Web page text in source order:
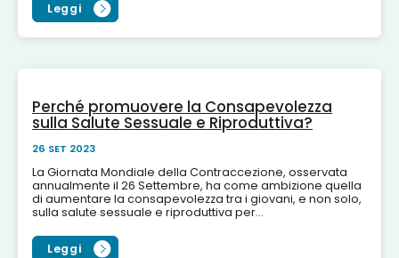
Leggi
Perché promuovere la Consapevolezza
sulla Salute Sessuale e Riproduttiva?
26 SET 2023
La Giornata Mondiale della Contraccezione, osservata
annualmente il 26 Settembre, ha come ambizione quella
di aumentare la consapevolezza tra i giovani, e non solo,
sulla salute sessuale e riproduttiva per...
Leggi